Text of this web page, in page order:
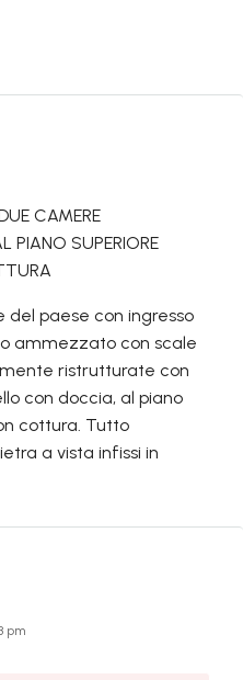
CAMERE
PIANO SUPERIORE
del paese con ingresso
ammezzato con scale
ristrutturate con
con doccia, al piano
cottura. Tutto
a vista infissi in
pm